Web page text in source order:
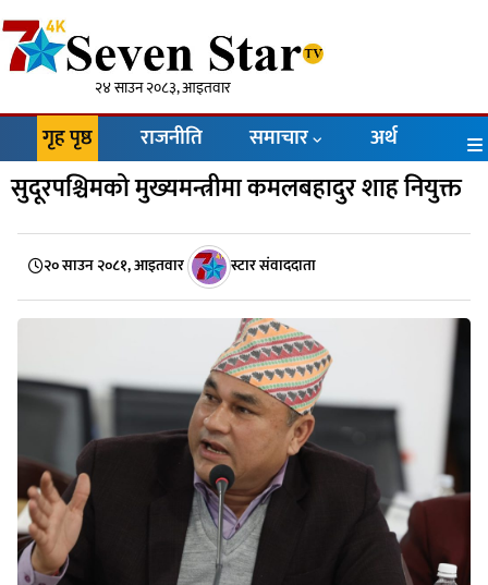
२४ साउन २०८३, आइतवार
गृह पृष्ठ राजनीति समाचार अर्थ
सुदूरपश्चिमको मुख्यमन्त्रीमा कमलबहादुर शाह नियुक्त
२० साउन २०८१, आइतवार स्टार संवाददाता